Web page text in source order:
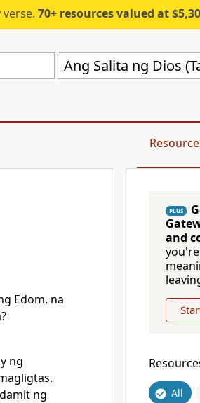
70+ resources valued at $5,300+—plans
Edom, na
ng
ng
PLUS
and
All